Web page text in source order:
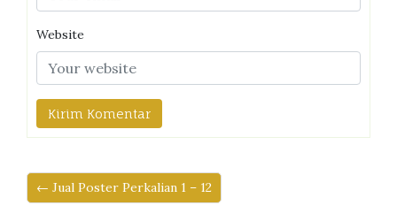
Website
← Jual Poster Perkalian 1 – 12